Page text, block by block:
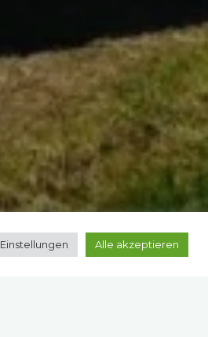
Einstellungen Alle akzeptieren